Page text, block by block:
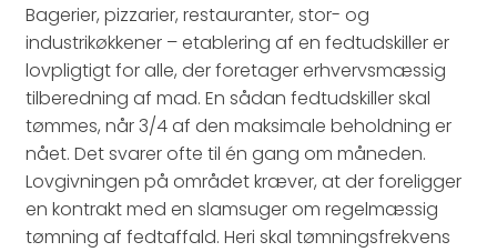
Bagerier, pizzarier, restauranter, stor- og
industrikøkkener – etablering af en fedtudskiller er
lovpligtigt for alle, der foretager erhvervsmæssig
tilberedning af mad. En sådan fedtudskiller skal
tømmes, når 3/4 af den maksimale beholdning er
nået. Det svarer ofte til én gang om måneden.
Lovgivningen på området kræver, at der foreligger
en kontrakt med en slamsuger om regelmæssig
tømning af fedtaffald. Heri skal tømningsfrekvens